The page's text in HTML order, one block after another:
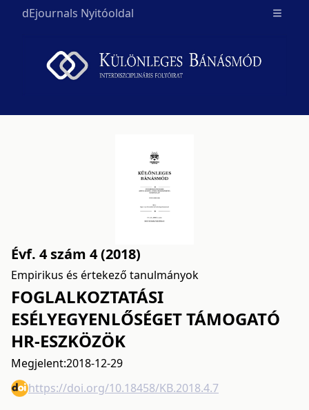
dEjournals Nyitóoldal Open
Évf. 4 szám 4 (2018)
Empirikus és értekező tanulmányok
FOGLALKOZTATÁSI
ESÉLYEGYENLŐSÉGET TÁMOGATÓ
HR-ESZKÖZÖK
Megjelent:2018-12-29
https://doi.org/10.18458/KB.2018.4.7